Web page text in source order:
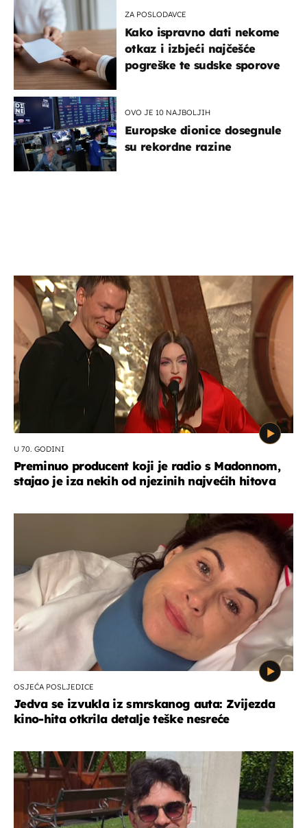
ZA POSLODAVCE
Kako ispravno dati nekome
otkaz i izbjeći najčešće
pogreške te sudske sporove
OVO JE 10 NAJBOLJIH
Europske dionice dosegnule
su rekordne razine
U 70. GODINI
Preminuo producent koji je radio s Madonnom,
stajao je iza nekih od njezinih najvećih hitova
OSJEĆA POSLJEDICE
Jedva se izvukla iz smrskanog auta: Zvijezda
kino-hita otkrila detalje teške nesreće